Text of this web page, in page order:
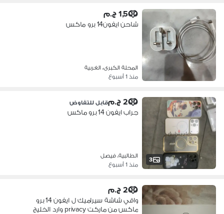
1,500 ج.م
شاحن ايفون14 برو ماكس
المحلة الكبرى، الغربية
منذ 1 أسبوع
3
200 ج.م قابل للتفاوض
جراب ايفون 14 برو ماكس
الطالبية، فيصل
منذ 1 أسبوع
200 ج.م
واقي شاشة سيراميك ل ايفون 14 برو
ماكس من ماركت privacy وارد الخليج